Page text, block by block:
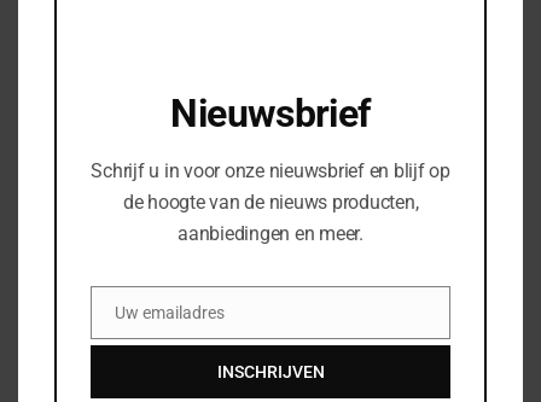
Woonplaats *
Nieuwsbrief
Schrijf u in voor onze nieuwsbrief en blijf op
de hoogte van de nieuws producten,
aanbiedingen en meer.
EmailUw emailadres
INSCHRIJVEN